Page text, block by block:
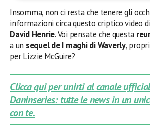
Insomma, non ci resta che tenere gli
informazioni circa questo criptico video di
David Henrie. Voi pensate che questa
a un sequel de I maghi di Waverly,
per Lizzie McGuire?
Clicca qui per unirti al canale
Daninseries: tutte le news in un
con te.